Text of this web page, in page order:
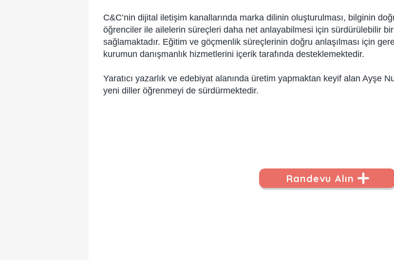
C&C’nin dijital iletişim kanallarında marka dilinin oluşturulması, bilginin
öğrenciler ile ailelerin süreçleri daha net anlayabilmesi için sürdürülebilir bir
sağlamaktadır. Eğitim ve göçmenlik süreçlerinin doğru anlaşılması için
kurumun danışmanlık hizmetlerini içerik tarafında desteklemektedir.
Yaratıcı yazarlık ve edebiyat alanında üretim yapmaktan keyif alan Ayşe
yeni diller öğrenmeyi de sürdürmektedir.
Randevu Alın